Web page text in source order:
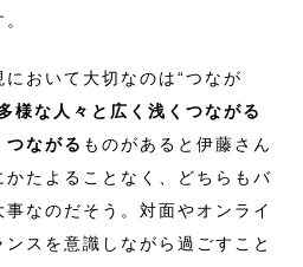
おいて大切なのは“つなが
様な人々と広く浅くつながる
つながる ものがあると伊藤さん
たよることなく、どちらもバ
なのだそう。対面やオンライ
スを意識しながら過ごすこと